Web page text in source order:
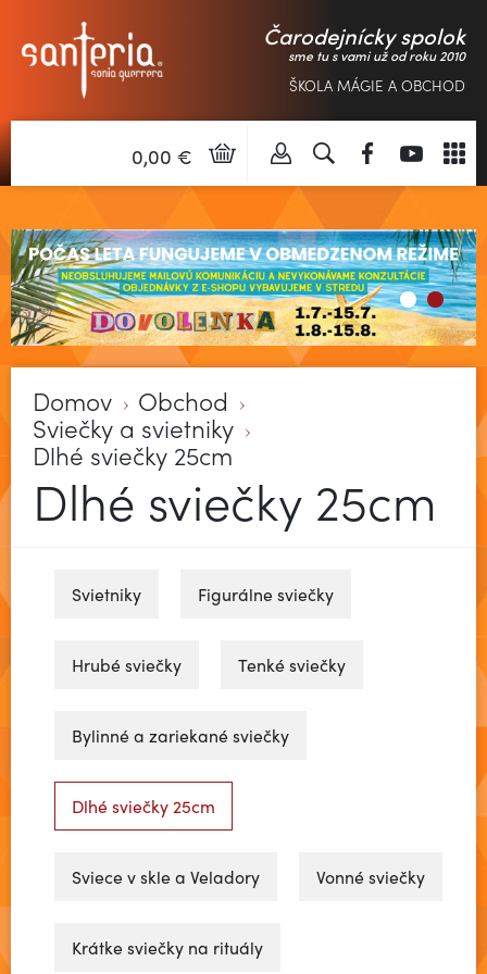
Čarodejnícky spolok
sme tu s vami už od roku 2010
ŠKOLA MÁGIE A OBCHOD
0,00 €
Domov Obchod
Sviečky a svietniky
Dlhé sviečky 25cm
Dlhé sviečky 25cm
Svietniky Figurálne sviečky
Hrubé sviečky Tenké sviečky
Bylinné a zariekané sviečky
Dlhé sviečky 25cm
Sviece v skle a Veladory Vonné sviečky
Krátke sviečky na rituály